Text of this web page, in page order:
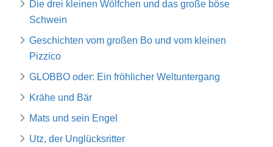
Die drei kleinen Wölfchen und das große böse
Schwein
Geschichten vom großen Bo und vom kleinen
Pizzico
GLOBBO oder: Ein fröhlicher Weltuntergang
Krähe und Bär
Mats und sein Engel
Utz, der Unglücksritter